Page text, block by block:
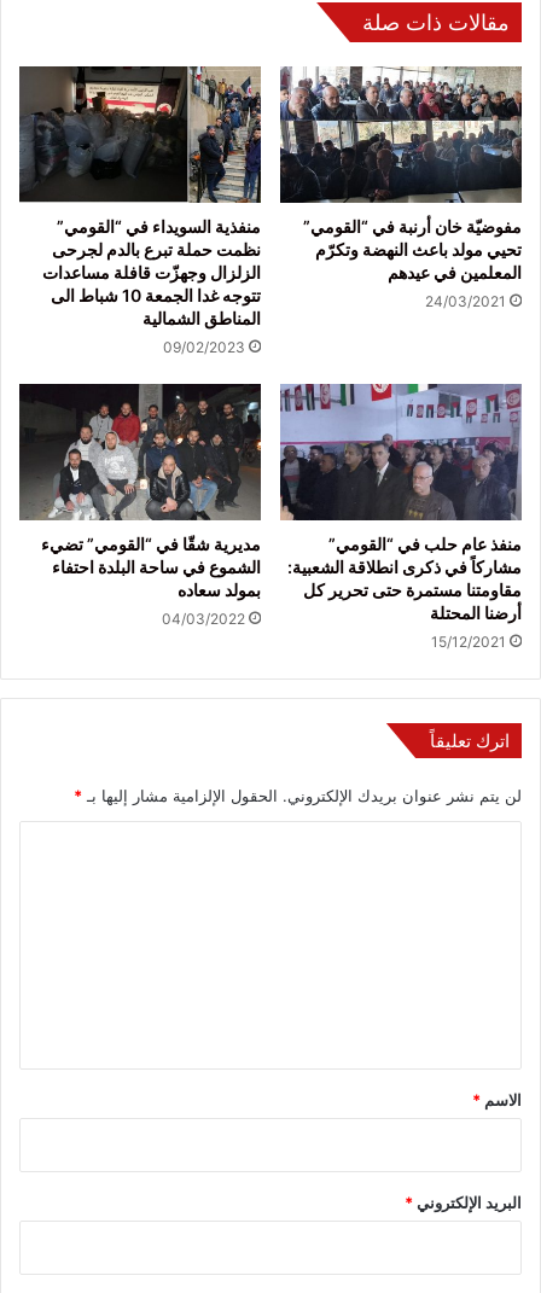
مقالات ذات صلة
مفوضيّة خان أرنبة في “القومي”
تحيي مولد باعث النهضة وتكرّم
المعلمين في عيدهم
24/03/2021
منفذية السويداء في “القومي”
نظمت حملة تبرع بالدم لجرحى
الزلزال وجهزّت قافلة مساعدات
تتوجه غدا الجمعة 10 شباط الى
المناطق الشمالية
09/02/2023
منفذ عام حلب في “القومي”
مشاركاً في ذكرى انطلاقة الشعبية:
مقاومتنا مستمرة حتى تحرير كل
أرضنا المحتلة
15/12/2021
مديرية شقّا في “القومي” تضيء
الشموع في ساحة البلدة احتفاء
بمولد سعاده
04/03/2022
اترك تعليقاً
لن يتم نشر عنوان بريدك الإلكتروني. الحقول الإلزامية مشار إليها بـ *
*
الاسم *
البريد الإلكتروني*